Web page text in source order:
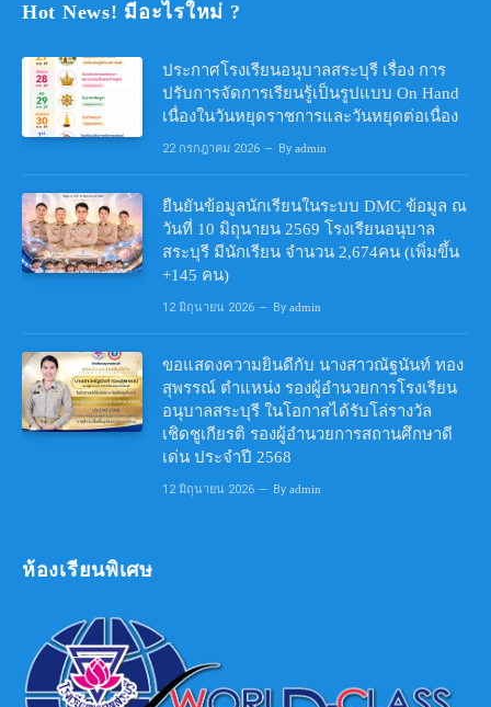
Hot News! มีอะไรใหม่ ?
ประกาศโรงเรียนอนุบาลสระบุรี เรื่อง การ
ปรับการจัดการเรียนรู้เป็นรูปแบบ On Hand
เนื่องในวันหยุดราชการและวันหยุดต่อเนื่อง
22 กรกฎาคม 2026 By admin
ยืนยันข้อมูลนักเรียนในระบบ DMC ข้อมูล ณ
วันที่ 10 มิถุนายน 2569 โรงเรียนอนุบาล
สระบุรี มีนักเรียน จำนวน 2,674คน (เพิ่มขึ้น
+145 คน)
12 มิถุนายน 2026 By admin
ขอแสดงความยินดีกับ นางสาวณัฐนันท์ ทอง
สุพรรณ์ ตำแหน่ง รองผู้อำนวยการโรงเรียน
อนุบาลสระบุรี ในโอกาสได้รับโล่รางวัล
เชิดชูเกียรติ รองผู้อำนวยการสถานศึกษาดี
เด่น ประจำปี 2568
12 มิถุนายน 2026 By admin
ห้องเรียนพิเศษ